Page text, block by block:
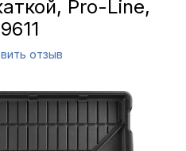
Pro-Line,
отзыв